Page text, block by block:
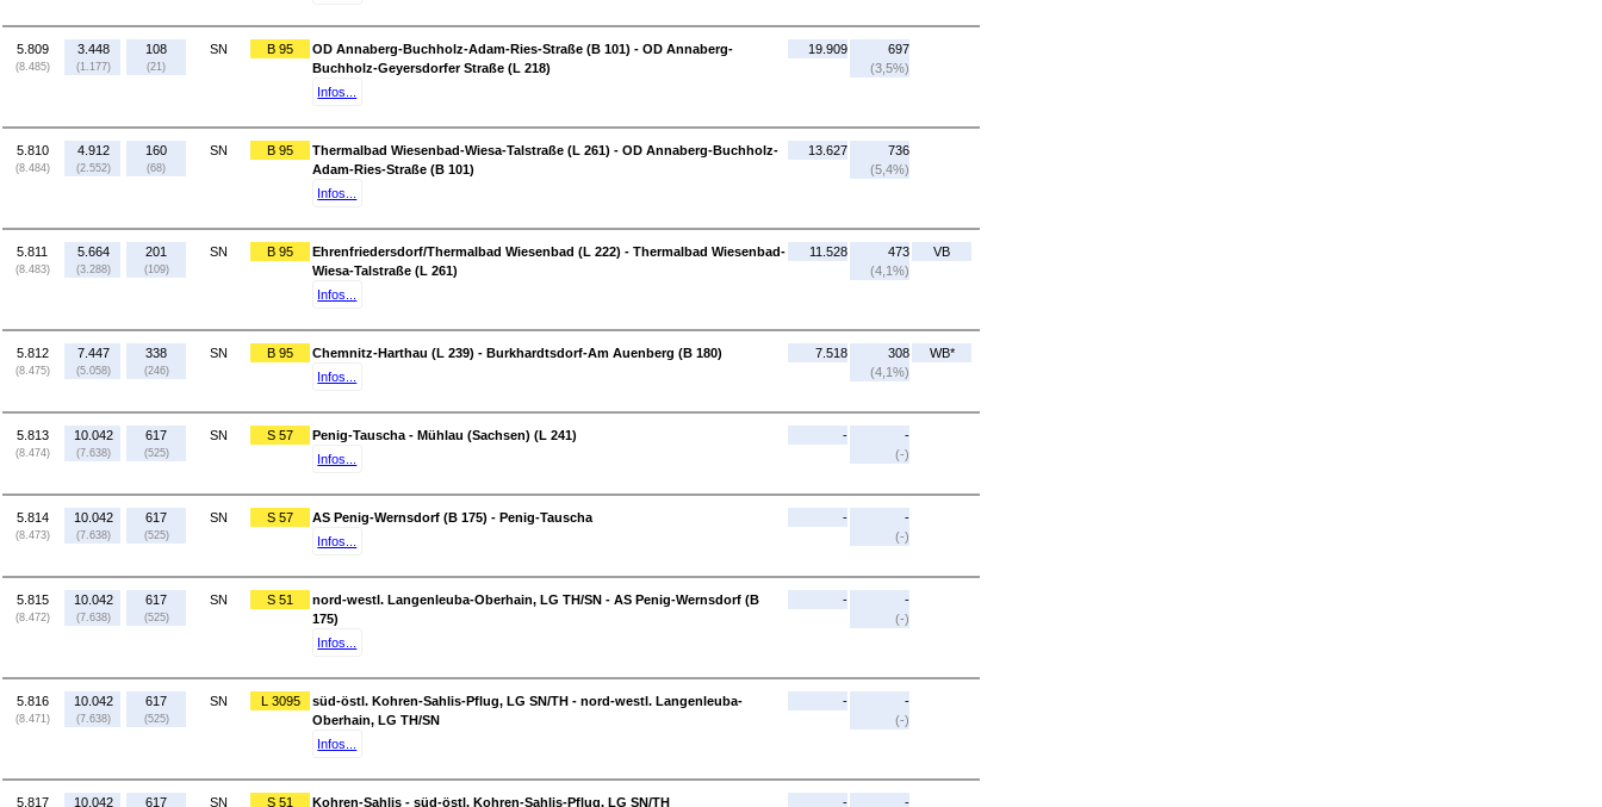
5.809
(8.485)
3.448
(1.177)
108
(21)
SN B 95
OD Annaberg-Buchholz-Adam-Ries-Straße (B 101) - OD Annaberg-
Buchholz-Geyersdorfer Straße (L 218)
Infos...
19.909
697
(3,5%)
5.810
(8.484)
4.912
(2.552)
160
(68)
SN B 95
Thermalbad Wiesenbad-Wiesa-Talstraße (L 261) - OD Annaberg-Buchholz-
Adam-Ries-Straße (B 101)
Infos...
13.627
736
(5,4%)
5.811
(8.483)
5.664
(3.288)
201
(109)
SN B 95
Ehrenfriedersdorf/Thermalbad Wiesenbad (L 222) - Thermalbad Wiesenbad-
Wiesa-Talstraße (L 261)
Infos...
11.528
473
(4,1%)
VB
5.812
(8.475)
7.447
(5.058)
338
(246)
SN B 95
Chemnitz-Harthau (L 239) - Burkhardtsdorf-Am Auenberg (B 180)
Infos...
7.518
308
(4,1%)
WB*
5.813
(8.474)
10.042
(7.638)
617
(525)
SN S 57
Penig-Tauscha - Mühlau (Sachsen) (L 241)
Infos...
-
-
(-)
5.814
(8.473)
10.042
(7.638)
617
(525)
SN S 57
AS Penig-Wernsdorf (B 175) - Penig-Tauscha
Infos...
-
-
(-)
5.815
(8.472)
10.042
(7.638)
617
(525)
SN S 51
nord-westl. Langenleuba-Oberhain, LG TH/SN - AS Penig-Wernsdorf (B
175)
Infos...
-
-
(-)
5.816
(8.471)
10.042
(7.638)
617
(525)
SN L 3095
süd-östl. Kohren-Sahlis-Pflug, LG SN/TH - nord-westl. Langenleuba-
Oberhain, LG TH/SN
Infos...
-
-
(-)
5.817 10.042 617 SN S 51
Kohren-Sahlis - süd-östl. Kohren-Sahlis-Pflug, LG SN/TH
-
-